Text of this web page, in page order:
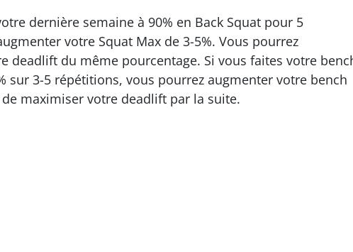
dernière semaine à 90% en Back Squat pour 5
votre Squat Max de 3-5%. Vous pourrez
deadlift du même pourcentage. Si vous faites votre
sur 3-5 répétitions, vous pourrez augmenter votre bench
de maximiser votre deadlift par la suite.